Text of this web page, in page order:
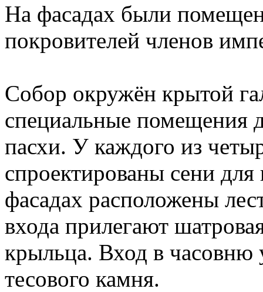
На фасадах были
покровителей членов
Собор окружён крытой
специальные помещения
пасхи. У каждого из
спроектированы сени
фасадах расположены
входа прилегают
крыльца. Вход в
тесового камня.